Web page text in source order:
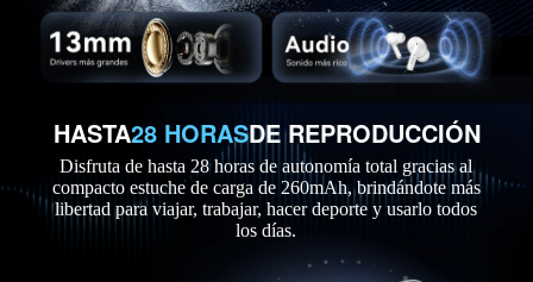
HASTA28 HORASDE REPRODUCCIÓN
Disfruta de hasta 28 horas de autonomía total gracias al
compacto estuche de carga de 260mAh, brindándote más
libertad para viajar, trabajar, hacer deporte y usarlo todos
los días.